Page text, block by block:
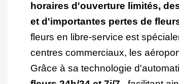
horaires d'ouverture limités,
et d'importantes pertes de
fleurs en libre-service est
centres commerciaux, les
Grâce à sa technologie